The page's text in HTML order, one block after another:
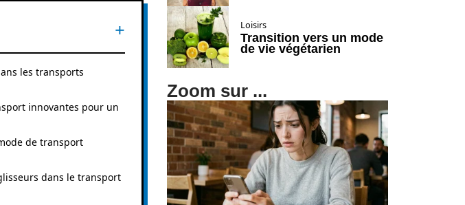
les transports
innovantes pour un
de transport
dans le transport
Loisirs
Transition vers un mode
de vie végétarien
Zoom sur ...